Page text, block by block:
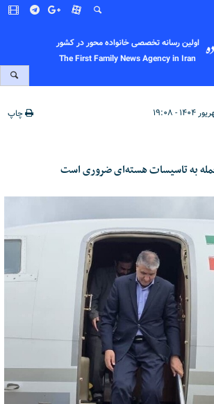
اولین رسانه تخصصی خانواده محور در کشور
The First Family News Agency in Iran
چاپ
به تاسیسات هسته‌ای ضروری است